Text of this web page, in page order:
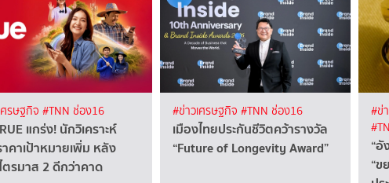
ศรษฐกิจ #TNN ช่อง16
แกร่ง! นักวิเคราะห์
คาเป้าหมายเพิ่ม หลัง
ตรมาส 2 ดีกว่าคาด
#ข่าวเศรษฐกิจ #TNN ช่อง16
เมืองไทยประกันชีวิตคว้ารางวัล
“Future of Longevity Award”
#ข่
“
“ข